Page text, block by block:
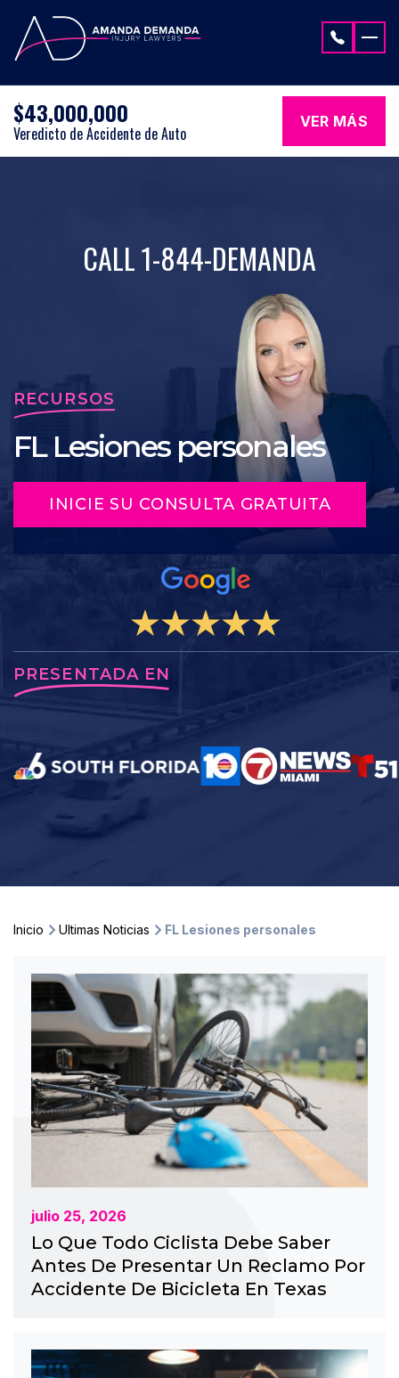
$43,000,000
Veredicto de Accidente de Auto
VER MÁS
CALL 1-844-DEMANDA
RECURSOS
FL Lesiones personales
INICIE SU CONSULTA GRATUITA
PRESENTADA EN
Inicio Ultimas Noticias FL Lesiones personales
julio 25, 2026
Lo Que Todo Ciclista Debe Saber
Antes De Presentar Un Reclamo Por
Accidente De Bicicleta En Texas